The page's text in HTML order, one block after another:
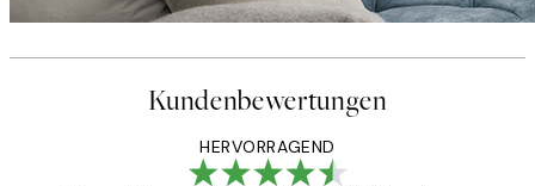
Kundenbewertungen
HERVORRAGEND